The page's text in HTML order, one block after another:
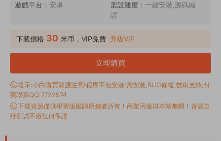
遊戲平台： 安卓 架設難度： 一鍵安裝,源碼編
譯
下載價格 30 米币，VIP免費 升級VIP
立即購買
提示:小白購買資源注意!程序不包安裝!需安裝,BUG修複,技術支持,付
費聯系QQ:7722974
下載資源僅供學習版權歸原創者所有！商業用途與本站無關！資源自
行測試不做任何保證